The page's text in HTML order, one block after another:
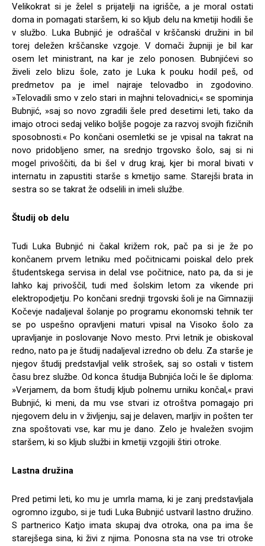
Velikokrat si je želel s prijatelji na igrišče, a je moral ostati
doma in pomagati staršem, ki so kljub delu na kmetiji hodili še
v službo. Luka Bubnjić je odraščal v krščanski družini in bil
torej deležen krščanske vzgoje. V domači župniji je bil kar
osem let ministrant, na kar je zelo ponosen. Bubnjićevi so
živeli zelo blizu šole, zato je Luka k pouku hodil peš, od
predmetov pa je imel najraje telovadbo in zgodovino.
»Telovadili smo v zelo stari in majhni telovadnici,« se spominja
Bubnjić, »saj so novo zgradili šele pred desetimi leti, tako da
imajo otroci sedaj veliko boljše pogoje za razvoj svojih fizičnih
sposobnosti.« Po končani osemletki se je vpisal na takrat na
novo pridobljeno smer, na srednjo trgovsko šolo, saj si ni
mogel privoščiti, da bi šel v drug kraj, kjer bi moral bivati v
internatu in zapustiti starše s kmetijo same. Starejši brata in
sestra so se takrat že odselili in imeli službe.
Študij ob delu
Tudi Luka Bubnjić ni čakal križem rok, pač pa si je že po
končanem prvem letniku med počitnicami poiskal delo prek
študentskega servisa in delal vse počitnice, nato pa, da si je
lahko kaj privoščil, tudi med šolskim letom za vikende pri
elektropodjetju. Po končani srednji trgovski šoli je na Gimnaziji
Kočevje nadaljeval šolanje po programu ekonomski tehnik ter
se po uspešno opravljeni maturi vpisal na Visoko šolo za
upravljanje in poslovanje Novo mesto. Prvi letnik je obiskoval
redno, nato pa je študij nadaljeval izredno ob delu. Za starše je
njegov študij predstavljal velik strošek, saj so ostali v tistem
času brez službe. Od konca študija Bubnjića loči le še diploma:
»Verjamem, da bom študij kljub polnemu urniku končal,« pravi
Bubnjić, ki meni, da mu vse stvari iz otroštva pomagajo pri
njegovem delu in v življenju, saj je delaven, marljiv in pošten ter
zna spoštovati vse, kar mu je dano. Zelo je hvaležen svojim
staršem, ki so kljub službi in kmetiji vzgojili štiri otroke.
Lastna družina
Pred petimi leti, ko mu je umrla mama, ki je zanj predstavljala
ogromno izgubo, si je tudi Luka Bubnjić ustvaril lastno družino.
S partnerico Katjo imata skupaj dva otroka, ona pa ima še
starejšega sina, ki živi z njima. Ponosna sta na vse tri otroke